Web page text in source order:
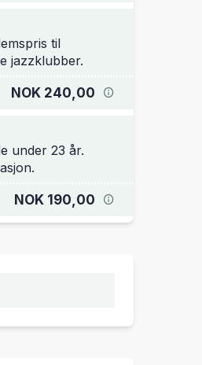
til
jazzklubber.
NOK 240,00
under 23 år.
NOK 190,00